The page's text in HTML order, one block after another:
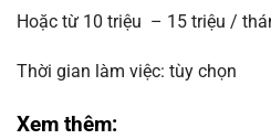
Hoặc từ 10 triệu – 15 triệu /
Thời gian làm việc: tùy chọn
Xem thêm: